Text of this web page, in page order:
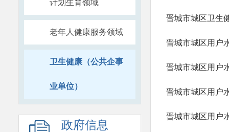
计划生育领域
老年人健康服务领域
卫生健康（公共企事
业单位）
政府信息
晋城市城区卫生
晋城市城区用户
晋城市城区用户
晋城市城区用户
晋城市城区用户